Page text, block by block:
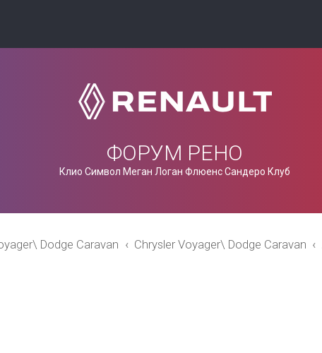
ФОРУМ РЕНО
Клио Символ Меган Логан Флюенс Сандеро Клуб
Dodge Caravan Chrysler Voyager\ Dodge Caravan